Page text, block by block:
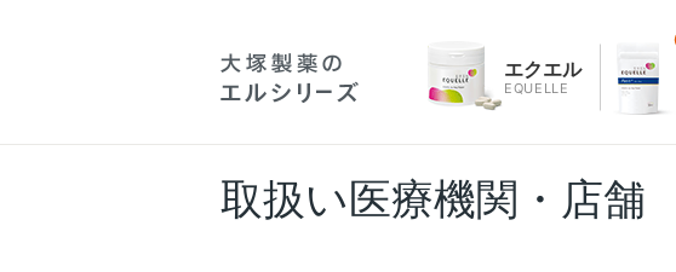
エクエル
EQUELLE
取扱い医療機関・店舗